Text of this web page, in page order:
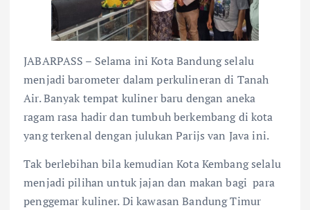
JABARPASS – Selama ini Kota Bandung selalu
menjadi barometer dalam perkulineran di Tanah
Air. Banyak tempat kuliner baru dengan aneka
ragam rasa hadir dan tumbuh berkembang di kota
yang terkenal dengan julukan Parijs van Java ini.
Tak berlebihan bila kemudian Kota Kembang selalu
menjadi pilihan untuk jajan dan makan bagi para
penggemar kuliner. Di kawasan Bandung Timur